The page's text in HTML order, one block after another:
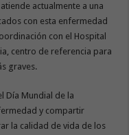
actualmente a una
con esta enfermedad
con el Hospital
centro de referencia para
graves.
Día Mundial de la
y compartir
la calidad de vida de los